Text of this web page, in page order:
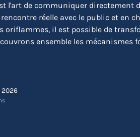
l'art de communiquer directement
réelle avec le public et en
oriflammes, il est possible de
ensemble les
2026